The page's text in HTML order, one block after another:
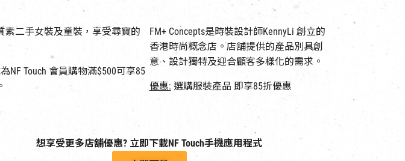
素二手女裝及童裝，享受尋寶的
NF Touch 會員購物滿$500可享85
FM+ Concepts是時裝設計師KennyLi 創立的
香港時尚概念店。店舖提供的產品別具創
意、設計獨特及迎合顧客多樣化的需求。
優惠: 選購服裝產品 即享85折優惠
想享受更多店舖優惠? 立即下載NF Touch手機應用程式